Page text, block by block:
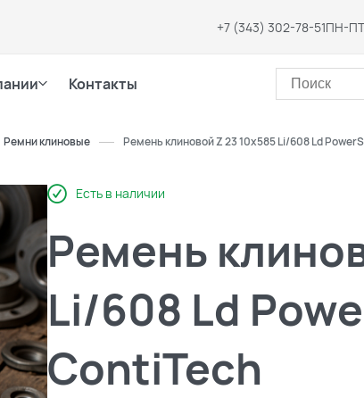
+7 (343) 302-78-51ПН-
Контакты
Ремни клиновые Ремень клиновой Z 23 10x585 Li/608 Ld
Есть в наличии
Ремень
Li/608 Ld
ContiTech